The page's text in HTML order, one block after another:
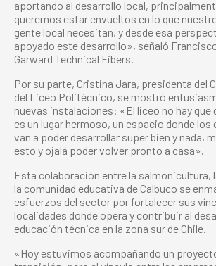
aportando al desarrollo local,
queremos estar envueltos en lo que
gente local necesitan, y desde esa
apoyado este desarrollo», señaló
Garward Technical Fibers.
Por su parte, Cristina Jara, presidenta del
del Liceo Politécnico, se mostró
nuevas instalaciones: «El liceo no hay que
es un lugar hermoso, un espacio donde
van a poder desarrollar super bien y nada,
esto y ojalá poder volver pronto a casa».
Esta colaboración entre la salmonicultura,
la comunidad educativa de Calbuco se
esfuerzos del sector por fortalecer sus
localidades donde opera y contribuir al
educación técnica en la zona sur de Chile.
«Hoy estuvimos acompañando un